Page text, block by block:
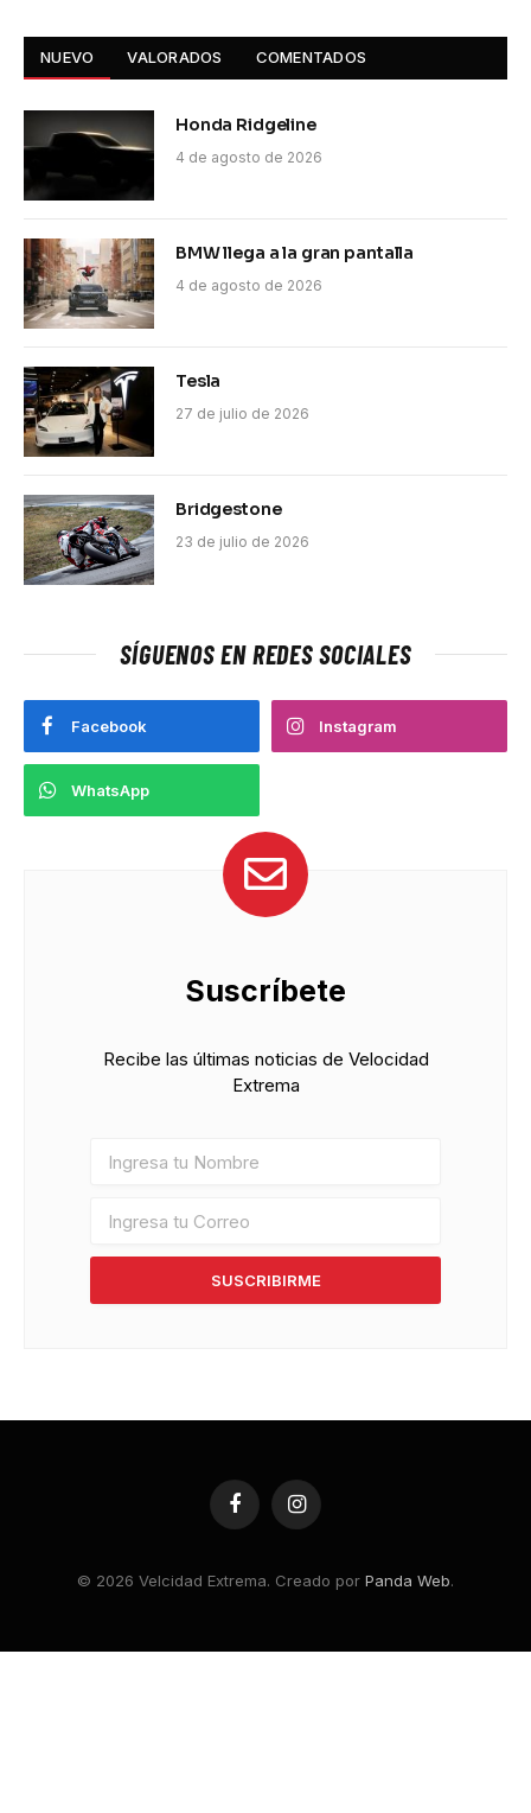
NUEVO VALORADOS COMENTADOS
Honda Ridgeline
4 de agosto de 2026
BMW llega a la gran pantalla
4 de agosto de 2026
Tesla
27 de julio de 2026
Bridgestone
23 de julio de 2026
SÍGUENOS EN REDES SOCIALES
Facebook Instagram
WhatsApp
Suscríbete
Recibe las últimas noticias de Velocidad
Extrema
SUSCRIBIRME
FacebookInstagram
© 2026 Velcidad Extrema. Creado por Panda Web.